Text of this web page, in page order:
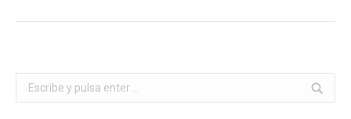
Buscar: